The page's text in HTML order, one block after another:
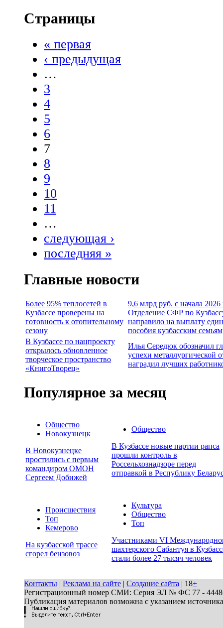
Страницы
« первая
‹ предыдущая
…
3
4
5
6
7
8
9
10
11
…
следующая ›
последняя »
Главные новости
Более 95% теплосетей в
Кузбассе проверены на
готовность к отопительному
сезону
9,6 млрд руб. с начала 2026
Отделение СФР по
направило на выплату
пособия кузбасским семьям
В Кузбассе по нацпроекту
открылось обновленное
творческое пространство
«КнигоТворец»
Илья Середюк обозначил
успехи металлургической
наградил лучших
Популярное за месяц
Общество
Новокузнецк
В Новокузнецке
простились с первым
командиром ОМОН
Сергеем Добижей
Общество
В Кузбассе новые партии рапса
прошли контроль в
Россельхознадзоре перед
отправкой в Республику
Происшествия
Топ
Кемерово
На кузбасской трассе
сгорел бензовоз
Культура
Общество
Топ
Участниками VI
шахтерского Сабантуя в
стали более 27 тысяч человек
Контакты | Реклама на сайте | Создание сайта | 18+
Регистрационный номер СМИ: Серия ЭЛ № ФС 77 - 44486
Публикация материалов возможна с указанием